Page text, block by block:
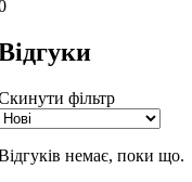
фільтр
немає, поки що.